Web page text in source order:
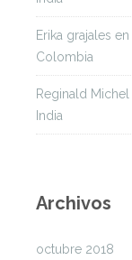
Erika grajales en
Colombia
Reginald Michel
India
Archivos
octubre 2018